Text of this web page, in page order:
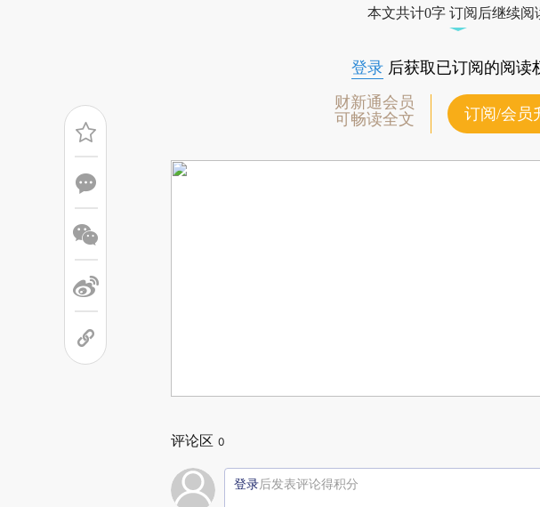
本文共计0字 订阅后继续阅
登录 后获取已订阅的阅读
财新通会员
可畅读全文
订阅/会员
评论区 0
登录后发表评论得积分